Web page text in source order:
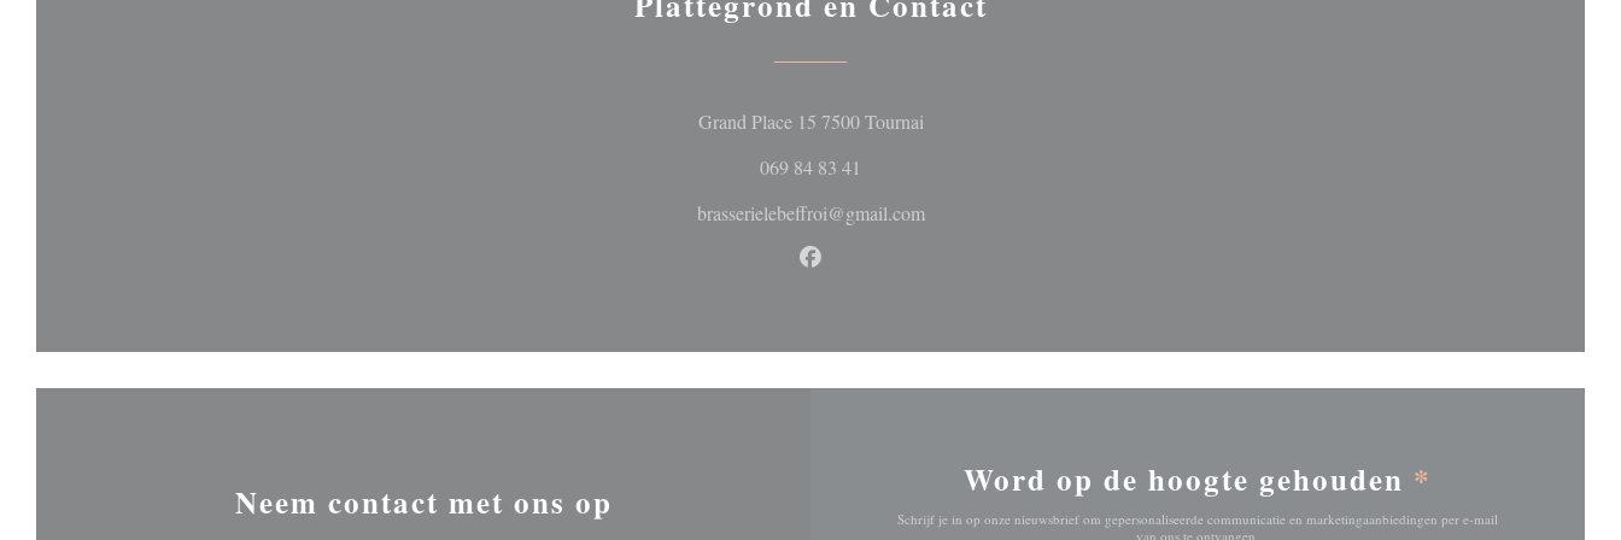
Grand Place 15 7500 Tournai((opent in een nieuw venster))
069 84 83 41
brasserielebeffroi@gmail.com
Facebook ((opent in een nieuw venster))
Neem contact met ons op
Word op de hoogte gehouden *
Schrijf je in op onze nieuwsbrief om gepersonaliseerde communicatie en marketingaanbiedingen per e-mail
van ons te ontvangen.